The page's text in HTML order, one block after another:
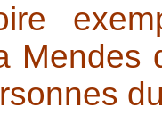
Mendes